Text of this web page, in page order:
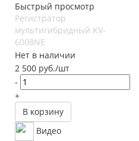
Быстрый просмотр
Регистратор
мультигибридный KV-
6008NE
Нет в наличии
2 500 руб./шт
-
+
В корзину
Видео